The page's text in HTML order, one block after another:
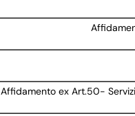
Affidamento ex Art.50-